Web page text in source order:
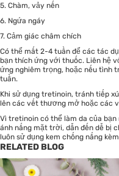
5. Chàm, vảy nến
6. Ngứa ngáy
7. Cảm giác châm chích
Có thể mất 2-4 tuần để các tác
bạn thích ứng với thuốc. Liên hệ
ứng nghiêm trọng, hoặc nếu tình
tuần.
Khi sử dụng tretinoin, tránh tiếp
lên các vết thương mở hoặc các
Vì tretinoin có thể làm da của
ánh nắng mặt trời, dẫn đến dễ bị
luôn sử dụng kem chống nắng
RELATED BLOG